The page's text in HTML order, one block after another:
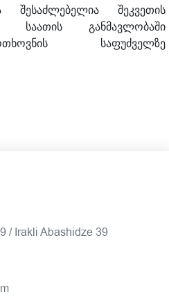
შესაძლებელია შეკვეთის
საათის განმავლობაში
საფუძველზე
Irakli Abashidze 39